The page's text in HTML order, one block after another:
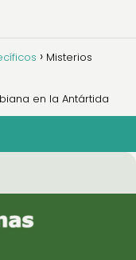
Misterios
en la Antártida